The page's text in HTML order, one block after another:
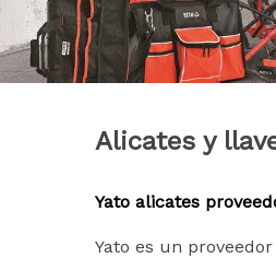
Alicates y
Yato alicates
Yato es un